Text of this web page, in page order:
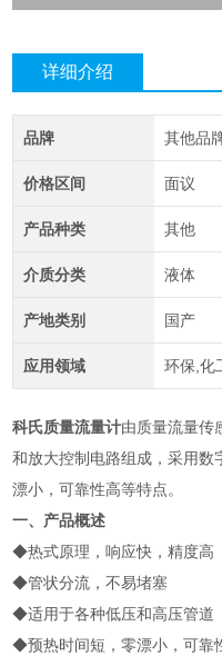
详细介绍
品牌 其他品
价格区间 面议
产品种类 其他
介质分类 液体
产地类别 国产
应用领域 环保,化
科氏质量流量计由质量流量传
和放大控制电路组成，采用数
漂小，可靠性高等特点。
一、产品概述
◆热式原理，响应快，精度高
◆管状分流，不易堵塞
◆适用于各种低压和高压管道
◆预热时间短，零漂小，可靠